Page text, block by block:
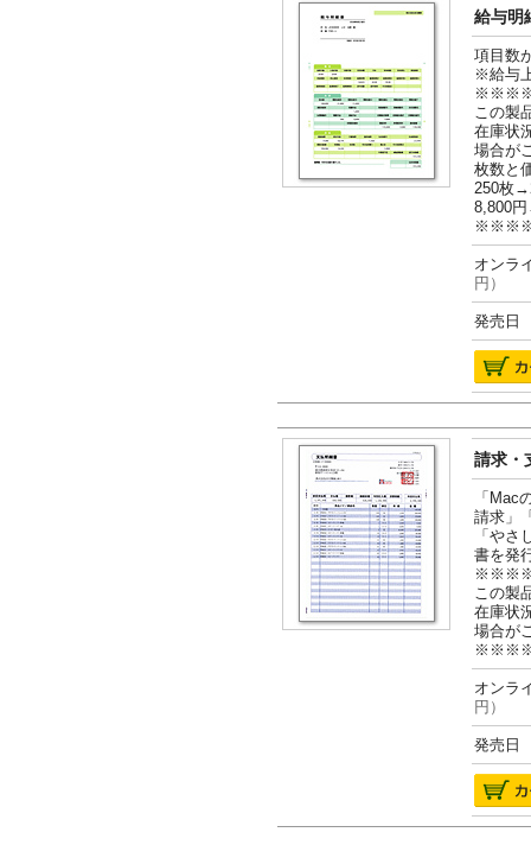
給与明
項目数
※給与
この製
在庫状
場合が
枚数と
250枚
8,800
オン
円）
発売日
請求・
「Mac
請求」
「や
書を発
この製
在庫状
場合が
オン
円）
発売日